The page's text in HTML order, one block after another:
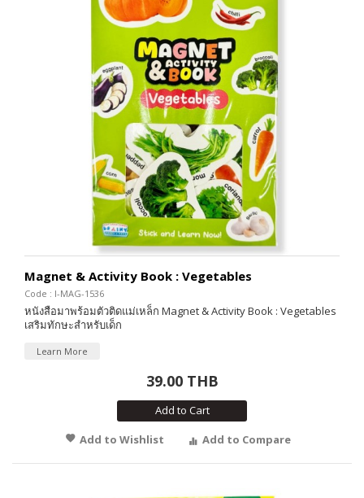
Magnet & Activity Book : Vegetables
Code : I-MAG-1536
หนังสือมาพร้อมตัวติดแม่เหล็ก Magnet & Activity Book : Vegetables
เสริมทักษะสำหรับเด็ก
Learn More
39.00 THB
Add to Cart
Add to Wishlist
Add to Compare